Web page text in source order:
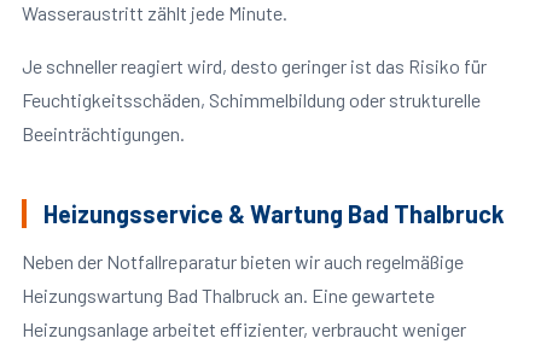
Wasseraustritt zählt jede Minute.
Je schneller reagiert wird, desto geringer ist das Risiko für
Feuchtigkeitsschäden, Schimmelbildung oder strukturelle
Beeinträchtigungen.
Heizungsservice & Wartung Bad Thalbruck
Neben der Notfallreparatur bieten wir auch regelmäßige
Heizungswartung Bad Thalbruck an. Eine gewartete
Heizungsanlage arbeitet effizienter, verbraucht weniger